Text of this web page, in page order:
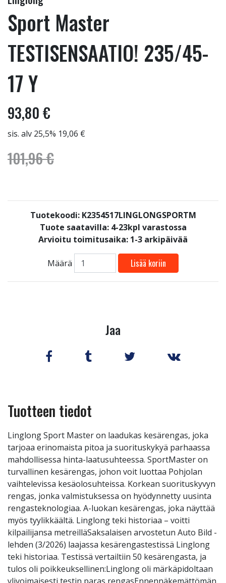
Sport Master
TESTISENSAATIO! 235/45-
17 Y
93,80 €
sis. alv 25,5% 19,06 €
101,96 €
Tuotekoodi: K2354517LINGLONGSPORTM
Tuote saatavilla: 4-23kpl varastossa
Arvioitu toimitusaika: 1-3 arkipäivää
Määrä Lisää koriin
Jaa
Tuotteen tiedot
Linglong Sport Master on laadukas kesärengas, joka
tarjoaa erinomaista pitoa ja suorituskykyä parhaassa
mahdollisessa hinta-laatusuhteessa. SportMaster on
turvallinen kesärengas, johon voit luottaa Pohjolan
vaihtelevissa kesäolosuhteissa. Korkean suorituskyvyn
rengas, jonka valmistuksessa on hyödynnetty uusinta
rengasteknologiaa. A-luokan kesärengas, joka näyttää
myös tyylikkäältä. Linglong teki historiaa – voitti
kilpailijansa metreilläSaksalaisen arvostetun Auto Bild -
lehden (3/2026) laajassa kesärengastestissä Linglong
teki historiaa. Testissä vertailtiin 50 kesärengasta, ja
tulos oli poikkeuksellinen:Linglong oli märkäpidoltaan